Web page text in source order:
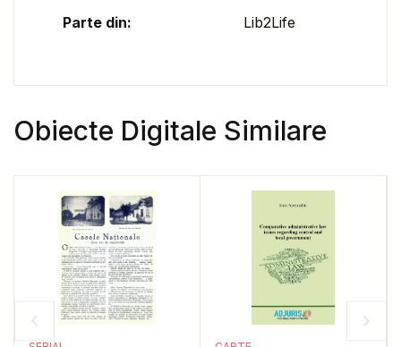
Parte din: Lib2Life
Obiecte Digitale Similare